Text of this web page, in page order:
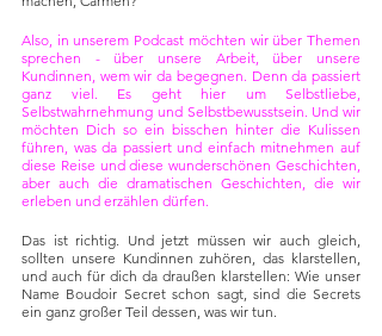
Also, in unserem Podcast möchten wir über Themen
sprechen - über unsere Arbeit, über unsere
Kundinnen, wem wir da begegnen. Denn da passiert
ganz viel. Es geht hier um Selbstliebe,
Selbstwahrnehmung und Selbstbewusstsein. Und wir
möchten Dich so ein bisschen hinter die Kulissen
führen, was da passiert und einfach mitnehmen auf
diese Reise und diese wunderschönen Geschichten,
aber auch die dramatischen Geschichten, die wir
erleben und erzählen dürfen.
Das ist richtig. Und jetzt müssen wir auch gleich,
sollten unsere Kundinnen zuhören, das klarstellen,
und auch für dich da draußen klarstellen: Wie unser
Name Boudoir Secret schon sagt, sind die Secrets
ein ganz großer Teil dessen, was wir tun.